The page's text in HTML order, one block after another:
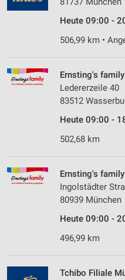
Heute 09:00 -
506,99 km •
Ernsting's
Ledererzeile 40
83512
Heute 09:00 -
502,68 km
Ernsting's
Ingolstädter
80939 München
Heute 09:00 -
496,99 km
Tchibo Filiale